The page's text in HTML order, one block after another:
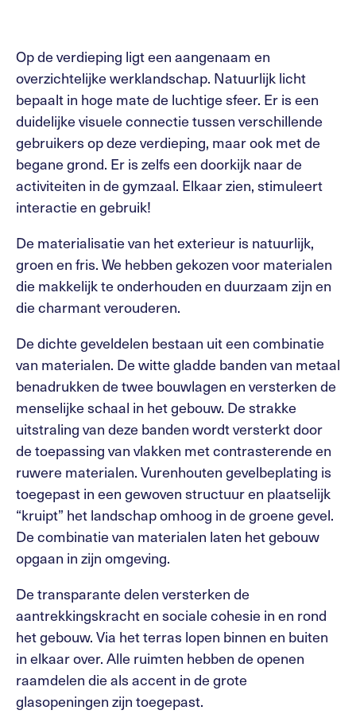
Op de verdieping ligt een aangenaam en
overzichtelijke werklandschap. Natuurlijk licht
bepaalt in hoge mate de luchtige sfeer. Er is een
duidelijke visuele connectie tussen verschillende
gebruikers op deze verdieping, maar ook met de
begane grond. Er is zelfs een doorkijk naar de
activiteiten in de gymzaal. Elkaar zien, stimuleert
interactie en gebruik!
De materialisatie van het exterieur is natuurlijk,
groen en fris. We hebben gekozen voor materialen
die makkelijk te onderhouden en duurzaam zijn en
die charmant verouderen.
De dichte geveldelen bestaan uit een combinatie
van materialen. De witte gladde banden van metaal
benadrukken de twee bouwlagen en versterken de
menselijke schaal in het gebouw. De strakke
uitstraling van deze banden wordt versterkt door
de toepassing van vlakken met contrasterende en
ruwere materialen. Vurenhouten gevelbeplating is
toegepast in een gewoven structuur en plaatselijk
“kruipt” het landschap omhoog in de groene gevel.
De combinatie van materialen laten het gebouw
opgaan in zijn omgeving.
De transparante delen versterken de
aantrekkingskracht en sociale cohesie in en rond
het gebouw. Via het terras lopen binnen en buiten
in elkaar over. Alle ruimten hebben de openen
raamdelen die als accent in de grote
glasopeningen zijn toegepast.